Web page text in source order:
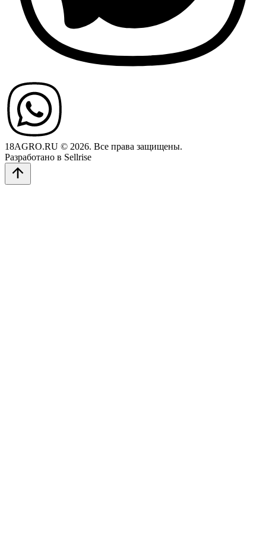
18AGRO.RU © 2026. Все права защищены.
Разработано в Sellrise